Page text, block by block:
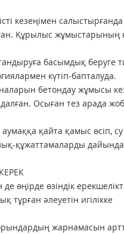
кезеңімен салыстырғанда
Құрылыс жұмыстарының
басымдық беруге
күтіп-бапталуда.
бетондау жұмысы
Осыған тез арада
қайта қамыс өсіп, су
құжаттамаларды
өңірде өзіндік
тұрған әлеуетін игілікке
орындардың жарнамасын